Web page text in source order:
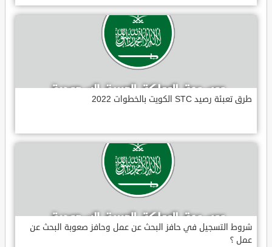
طرق تعبئة رصيد STC الكويت بالخطوات 2022
شروط التسجيل في حافز البحث عن عمل وحافز صعوبة البحث عن
عمل ؟